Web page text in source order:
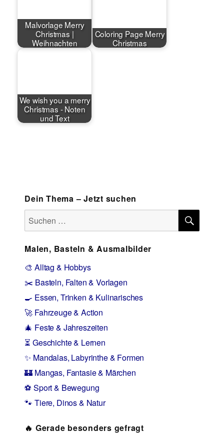
Malvorlage Merry
Christmas |
Weihnachten
Coloring Page Merry
Christmas
We wish you a merry
Christmas - Noten
und Text
Dein Thema – Jetzt suchen
Suchen
nach:
Malen, Basteln & Ausmalbilder
🎨 Alltag & Hobbys
✂️ Basteln, Falten & Vorlagen
🍳 Essen, Trinken & Kulinarisches
🚀 Fahrzeuge & Action
🎄 Feste & Jahreszeiten
⏳ Geschichte & Lernen
✨ Mandalas, Labyrinthe & Formen
🏰 Mangas, Fantasie & Märchen
⚽ Sport & Bewegung
🐾 Tiere, Dinos & Natur
🔥 Gerade besonders gefragt